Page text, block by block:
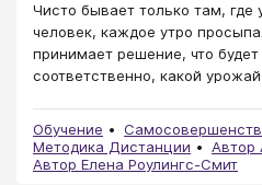
Чисто бывает только там,
человек, каждое утро
принимает решение, что
соответственно, какой
Обучение
Методика Дистанции
Автор
Автор Елена Роулингс-Смит